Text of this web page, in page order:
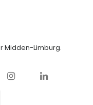
Midden-Limburg.